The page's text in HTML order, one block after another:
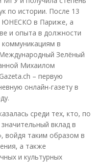
по истории. После 13
ЮНЕСКО в Париже, а
и опыта в должности
коммуникациям в
Зелёный
Михаилом
– первую
онлайн-газету в
среди тех, кто, по
вклад в
войдя таким образом в
а также
и культурных